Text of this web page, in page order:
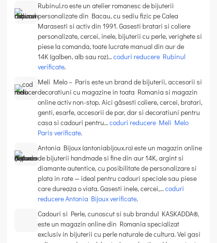
Rubinul.ro este un atelier romanesc de bijuterii
personalizate din Bacau, cu sediu fizic pe Calea
Marasesti si activ din 1991. Gasesti bratari si coliere
personalizate, cercei, inele, bijuterii cu perle, verighete si
piese la comanda, toate lucrate manual din aur de
14K (galben, alb sau roz)…coduri reducere Rubinul
verificate.
Meli Melo – Paris este un brand de bijuterii, accesorii si
decoratiuni cu magazine in toata Romania si magazin
online activ non-stop. Aici găsesti coliere, cercei, bratari,
genti, esarfe, accesorii de par, dar si decoratiuni pentru
casa si cadouri pentru…coduri reducere Meli Melo
Paris verificate.
Antonia Bijoux (antoniabijoux.ro) este un magazin online
de bijuterii handmade si fine din aur 14K, argint si
diamante autentice, cu posibilitate de personalizare si
plata in rate — ideal pentru cadouri speciale sau piese
care dureaza o viata. Gasesti inele, cercei,…coduri
reducere Antonia Bijoux verificate.
Cadouri si Perle, cunoscut si sub brandul KASKADDA®,
este un magazin online din Romania specializat
exclusiv in bijuterii cu perle naturale de cultura. Vei gasi